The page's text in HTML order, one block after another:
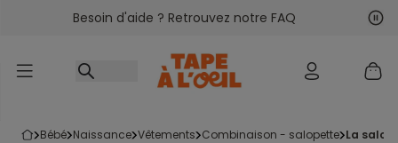
Accéder au contenu
Besoin d'aide ? Retrouvez notre FAQ
bébé naissance vêtements combinaison - salopette la